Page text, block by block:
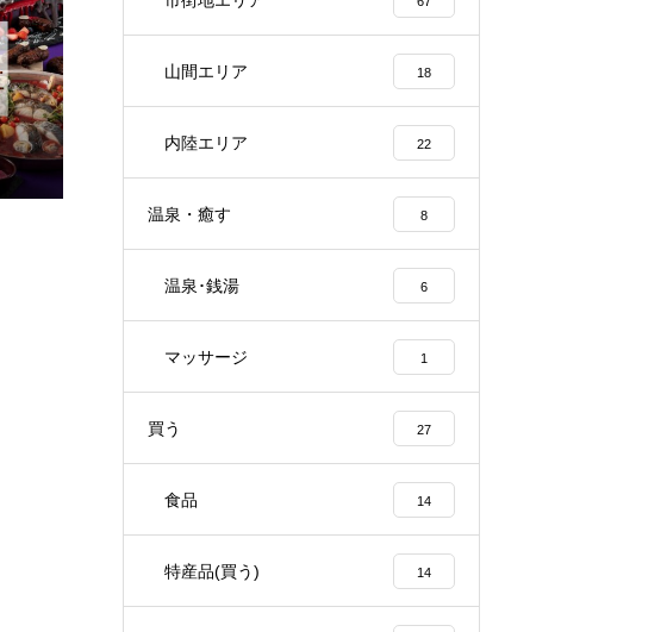
山間エリア 18
内陸エリア 22
温泉・癒す 8
温泉･銭湯 6
マッサージ 1
買う 27
食品 14
特産品(買う) 14